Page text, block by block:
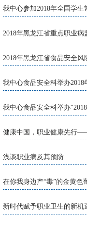
我中心参加2018年全国学
2018年黑龙江省重点职业
2018年黑龙江省食品安全
我中心食品安全科举办
我中心食品安全科举办
健康中国，职业健康先行
浅谈职业病及其预防
在你我身边产“毒”的金黄色
新时代赋予职业卫生的新